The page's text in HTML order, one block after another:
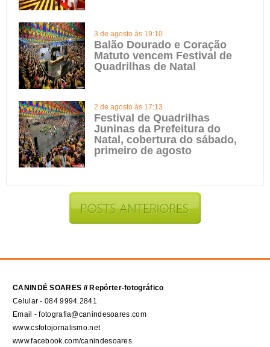
3 de agosto às 19:10
Balão Dourado e Coração
Matuto vencem Festival de
Quadrilhas de Natal
2 de agosto às 17:13
Festival de Quadrilhas
Juninas da Prefeitura do
Natal, cobertura do sábado,
primeiro de agosto
CANINDÉ SOARES // Repórter-fotográfico
Celular - 084 9994.2841
Email - fotografia@canindesoares.com
www.csfotojornalismo.net
www.facebook.com/canindesoares